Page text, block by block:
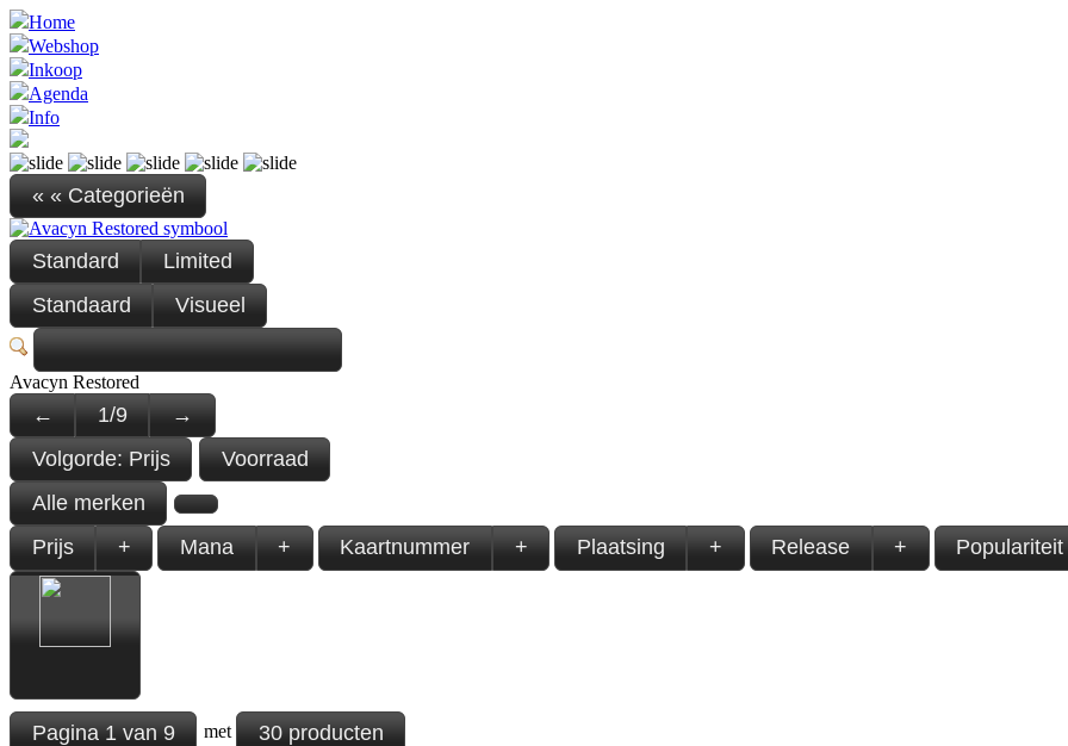
Home
Webshop
Inkoop
Agenda
Info
« « Categorieën
Standard
Limited
Standaard
Visueel
Avacyn Restored
← 1/9
→
Volgorde: Prijs
Voorraad
Alle merken
Prijs
+ Mana + Kaartnummer + Plaatsing + Release + Populariteit
Pagina1van9 met
30 producten